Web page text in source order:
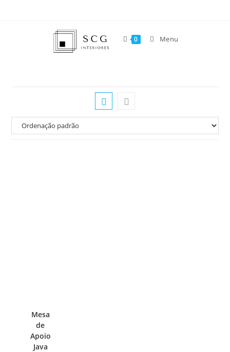
0 Menu
Mesa
de
Apoio
Java